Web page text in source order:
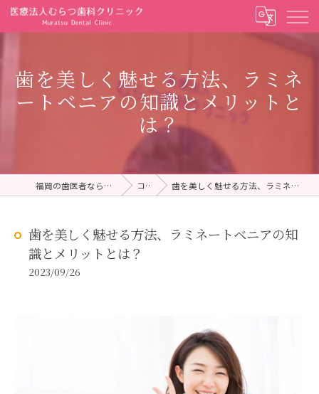
歯を美しく魅せる方法、ラミネ
ートベニアの知識とメリットと
は？
福岡の歯医者ならむらつ歯科クリニック コラム 歯を美しく魅せる方法、ラミネートベニアの知識とメリットとは？
歯を美しく魅せる方法、ラミネートベニアの知
識とメリットとは？
2023/09/26